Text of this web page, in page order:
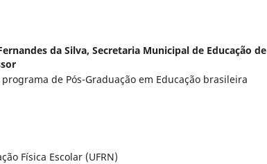
da Silva, Secretaria Municipal de Educação de
de Pós-Graduação em Educação brasileira
Física Escolar (UFRN)